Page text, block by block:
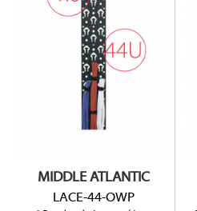
MIDDLE ATLANTIC
LACE-44-OWP
LACE-44-OWP